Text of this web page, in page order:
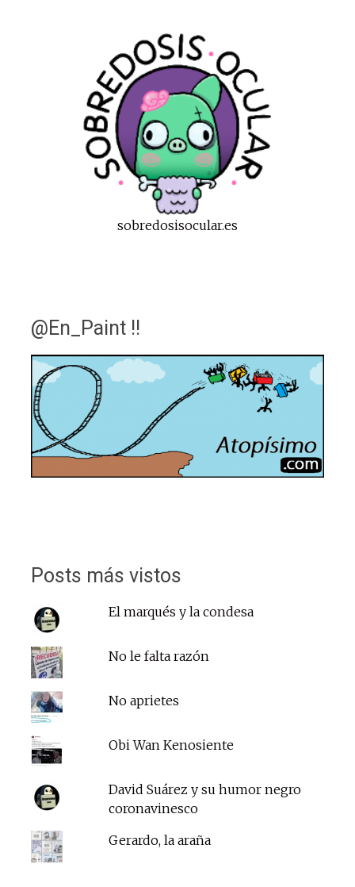
sobredosisocular.es
@En_Paint !!
Posts más vistos
El marqués y la condesa
No le falta razón
No aprietes
Obi Wan Kenosiente
David Suárez y su humor negro
coronavinesco
Gerardo, la araña